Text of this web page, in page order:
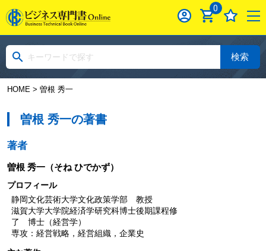
0
検索
HOME> 曽根 秀一
曽根 秀一の著書
著者
曽根 秀一（そね ひでかず）
プロフィール
静岡文化芸術大学文化政策学部 教授
滋賀大学大学院経済学研究科博士後期課程修
了 博士（経営学）
専攻：経営戦略，経営組織，企業史